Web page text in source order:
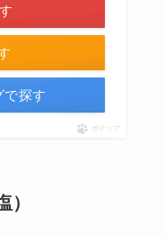
で探す
ポチップ